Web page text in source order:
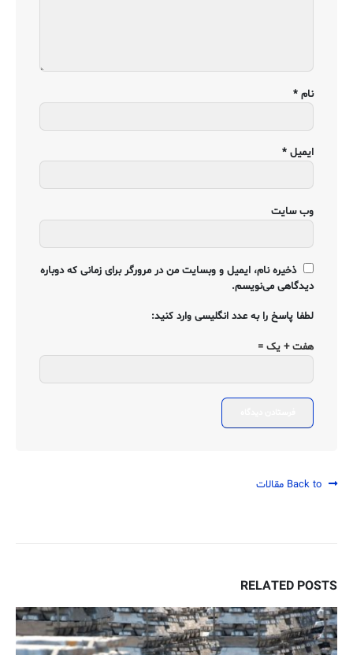
نام *
ایمیل *
وب‌ سایت
ذخیره نام، ایمیل و وبسایت من در مرورگر برای زمانی که دوباره
دیدگاهی می‌نویسم.
لطفا پاسخ را به عدد انگلیسی وارد کنید:
هفت + یک =
RELATED POSTS